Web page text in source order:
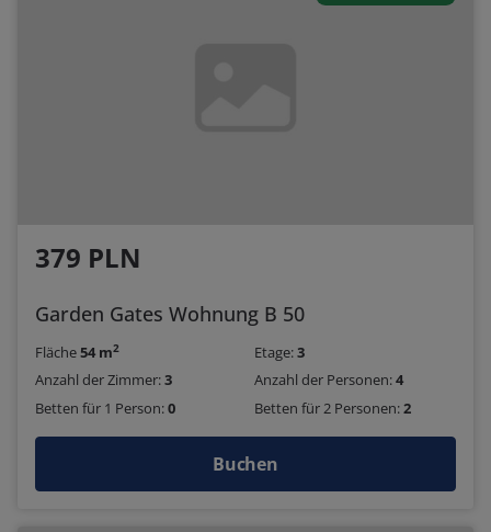
379 PLN
Garden Gates Wohnung B 50
Fläche54 m2 Etage:3
Anzahl der Zimmer:3 Anzahl der Personen:4
Betten für 1 Person:0 Betten für 2 Personen:2
Buchen